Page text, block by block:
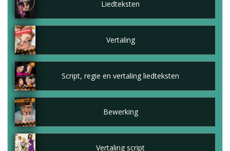
Liedteksten
Vertaling
Script, regie en vertaling liedteksten
Bewerking
Vertaling script